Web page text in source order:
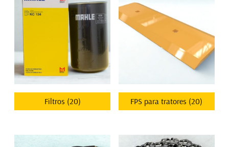
Filtros (20) FPS para tratores (20)